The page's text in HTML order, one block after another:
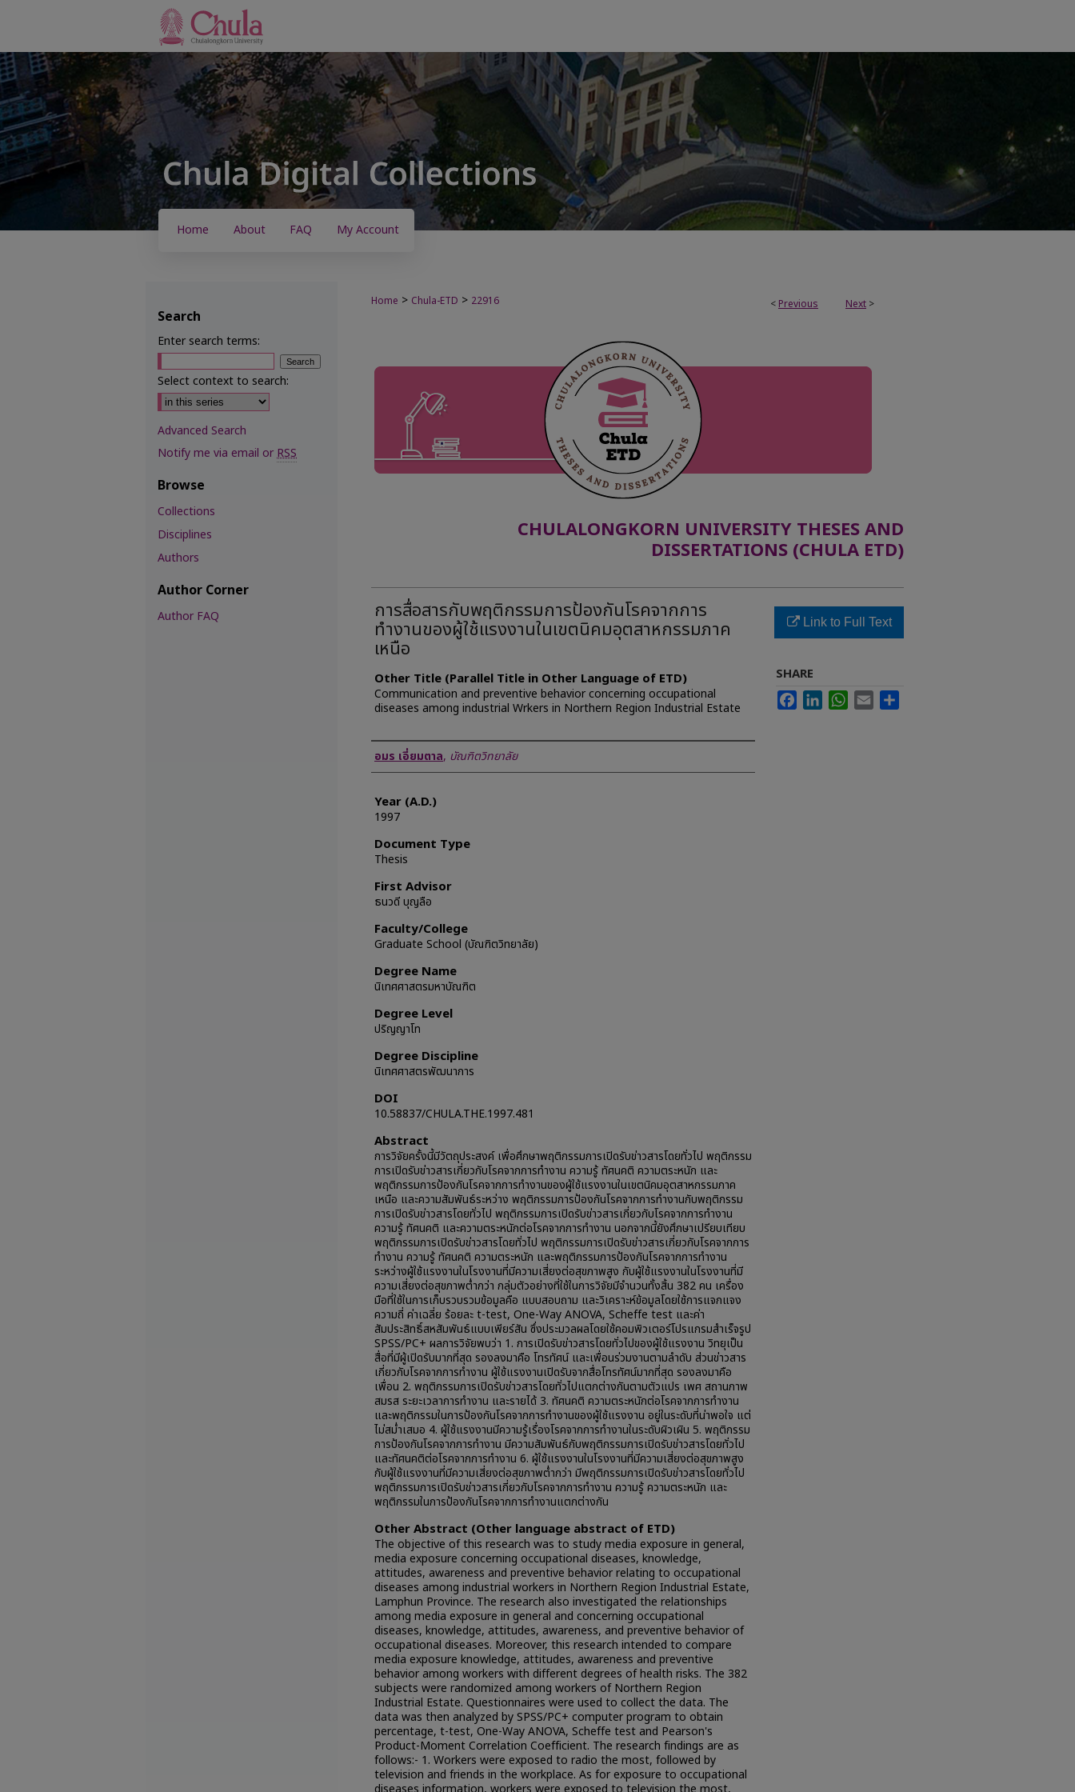
Home About FAQ My Account
< Previous Next >
Home > Chula-ETD > 22916
CHULALONGKORN UNIVERSITY THESES AND
DISSERTATIONS (CHULA ETD)
การสื่อสารกับพฤติกรรมการป้องกันโรคจากการ
ทำงานของผู้ใช้แรงงานในเขตนิคมอุตสาหกรรมภาค
เหนือ
Other Title (Parallel Title in Other Language of ETD)
Communication and preventive behavior concerning occupational
diseases among industrial Wrkers in Northern Region Industrial Estate
Author
อมร เอี่ยมตาล, บัณฑิตวิทยาลัย
Year (A.D.)
1997
Document Type
Thesis
First Advisor
ธนวดี บุญลือ
Faculty/College
Graduate School (บัณฑิตวิทยาลัย)
Degree Name
นิเทศศาสตรมหาบัณฑิต
Degree Level
ปริญญาโท
Degree Discipline
นิเทศศาสตรพัฒนาการ
DOI
10.58837/CHULA.THE.1997.481
Abstract
การวิจัยครั้งนี้มีวัตถุประสงค์ เพื่อศึกษาพฤติกรรมการเปิดรับข่าวสารโดยทั่วไป พฤติกรรม
การเปิดรับข่าวสารเกี่ยวกับโรคจากการทำงาน ความรู้ ทัศนคติ ความตระหนัก และ
พฤติกรรมการป้องกันโรคจากการทำงานของผู้ใช้แรงงานในเขตนิคมอุตสาหกรรมภาค
เหนือ และความสัมพันธ์ระหว่าง พฤติกรรมการป้องกันโรคจากการทำงานกับพฤติกรรม
การเปิดรับข่าวสารโดยทั่วไป พฤติกรรมการเปิดรับข่าวสารเกี่ยวกับโรคจากการทำงาน
ความรู้ ทัศนคติ และความตระหนักต่อโรคจากการทำงาน นอกจากนี้ยังศึกษาเปรียบเทียบ
พฤติกรรมการเปิดรับข่าวสารโดยทั่วไป พฤติกรรมการเปิดรับข่าวสารเกี่ยวกับโรคจากการ
ทำงาน ความรู้ ทัศนคติ ความตระหนัก และพฤติกรรมการป้องกันโรคจากการทำงาน
ระหว่างผู้ใช้แรงงานในโรงงานที่มีความเสี่ยงต่อสุขภาพสูง กับผู้ใช้แรงงานในโรงงานที่มี
ความเสี่ยงต่อสุขภาพต่ำกว่า กลุ่มตัวอย่างที่ใช้ในการวิจัยมีจำนวนทั้งสิ้น 382 คน เครื่อง
มือที่ใช้ในการเก็บรวบรวมข้อมูลคือ แบบสอบถาม และวิเคราะห์ข้อมูลโดยใช้การแจกแจง
ความถี่ ค่าเฉลี่ย ร้อยละ t-test, One-Way ANOVA, Scheffe test และค่า
สัมประสิทธิ์สหสัมพันธ์แบบเพียร์สัน ซึ่งประมวลผลโดยใช้คอมพิวเตอร์โปรแกรมสำเร็จรูป
SPSS/PC+ ผลการวิจัยพบว่า 1. การเปิดรับข่าวสารโดยทั่วไปของผู้ใช้แรงงาน วิทยุเป็น
สื่อที่มีผู้เปิดรับมากที่สุด รองลงมาคือ โทรทัศน์ และเพื่อนร่วมงานตามลำดับ ส่วนข่าวสาร
เกี่ยวกับโรคจากการทำงาน ผู้ใช้แรงงานเปิดรับจากสื่อโทรทัศน์มากที่สุด รองลงมาคือ
เพื่อน 2. พฤติกรรมการเปิดรับข่าวสารโดยทั่วไปแตกต่างกันตามตัวแปร เพศ สถานภาพ
สมรส ระยะเวลาการทำงาน และรายได้ 3. ทัศนคติ ความตระหนักต่อโรคจากการทำงาน
และพฤติกรรมในการป้องกันโรคจากการทำงานของผู้ใช้แรงงาน อยู่ในระดับที่น่าพอใจ แต่
ไม่สม่ำเสมอ 4. ผู้ใช้แรงงานมีความรู้เรื่องโรคจากการทำงานในระดับผิวเผิน 5. พฤติกรรม
การป้องกันโรคจากการทำงาน มีความสัมพันธ์กับพฤติกรรมการเปิดรับข่าวสารโดยทั่วไป
และทัศนคติต่อโรคจากการทำงาน 6. ผู้ใช้แรงงานในโรงงานที่มีความเสี่ยงต่อสุขภาพสูง
กับผู้ใช้แรงงานที่มีความเสี่ยงต่อสุขภาพต่ำกว่า มีพฤติกรรมการเปิดรับข่าวสารโดยทั่วไป
พฤติกรรมการเปิดรับข่าวสารเกี่ยวกับโรคจากการทำงาน ความรู้ ความตระหนัก และ
พฤติกรรมในการป้องกันโรคจากการทำงานแตกต่างกัน
Other Abstract (Other language abstract of ETD)
The objective of this research was to study media exposure in general,
media exposure concerning occupational diseases, knowledge,
attitudes, awareness and preventive behavior relating to occupational
diseases among industrial workers in Northern Region Industrial Estate,
Lamphun Province. The research also investigated the relationships
among media exposure in general and concerning occupational
diseases, knowledge, attitudes, awareness, and preventive behavior of
occupational diseases. Moreover, this research intended to compare
media exposure knowledge, attitudes, awareness and preventive
behavior among workers with different degrees of health risks. The 382
subjects were randomized among workers of Northern Region
Industrial Estate. Questionnaires were used to collect the data. The
data was then analyzed by SPSS/PC+ computer program to obtain
percentage, t-test, One-Way ANOVA, Scheffe test and Pearson's
Product-Moment Correlation Coefficient. The research findings are as
follows:- 1. Workers were exposed to radio the most, followed by
television and friends in the workplace. As for exposure to occupational
Link to Full Text
SHARE
FacebookLinkedInWhatsApp
Email
Search
Enter search terms:
Select context to search:
Advanced Search
Notify me via email orRSS
Browse
Collections
Disciplines
Authors
Author Corner
Author FAQ